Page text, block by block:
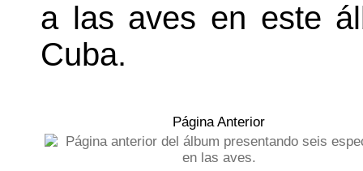
a las aves en este
Cuba.
Página Anterior